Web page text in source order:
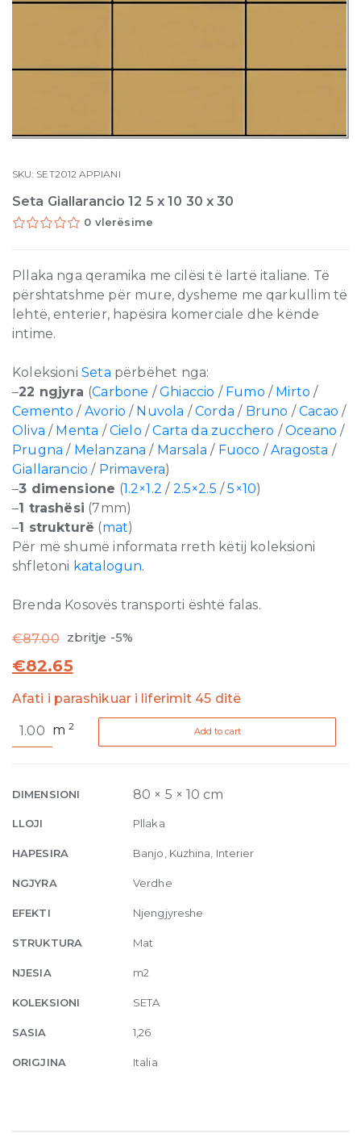
SKU: SET2012 APPIANI
Seta Giallarancio 12 5 x 10 30 x 30
0 vlerësime
Pllaka nga qeramika me cilësi të lartë italiane. Të
përshtatshme për mure, dysheme me qarkullim të
lehtë, enterier, hapësira komerciale dhe kënde
intime.
Koleksioni Seta përbëhet nga:
–22 ngjyra (Carbone /Ghiaccio / Fumo / Mirto /
Cemento / Avorio / Nuvola /Corda/ Bruno /Cacao /
Oliva / Menta /Cielo /Carta da zucchero /Oceano /
Prugna / Melanzana / Marsala / Fuoco /Aragosta /
Giallarancio / Primavera)
–3 dimensione (1.2×1.2 / 2.5×2.5 /5×10)
–1 trashësi (7mm)
–1 strukturë (mat)
Për më shumë informata rreth këtij koleksioni
shfletoni katalogun.
Brenda Kosovës transporti është falas.
€87.00 zbritje -5%
€82.65
Afati i parashikuar i liferimit 45 ditë
Giallarancio
x
30
x
quantity
m2 Add to cart
DIMENSIONI 80 × 5 × 10 cm
LLOJI Pllaka
HAPESIRA Banjo, Kuzhina, Interier
NGJYRA Verdhe
EFEKTI Njengjyreshe
STRUKTURA Mat
NJESIA m2
KOLEKSIONI SETA
SASIA 1,26
ORIGJINA Italia